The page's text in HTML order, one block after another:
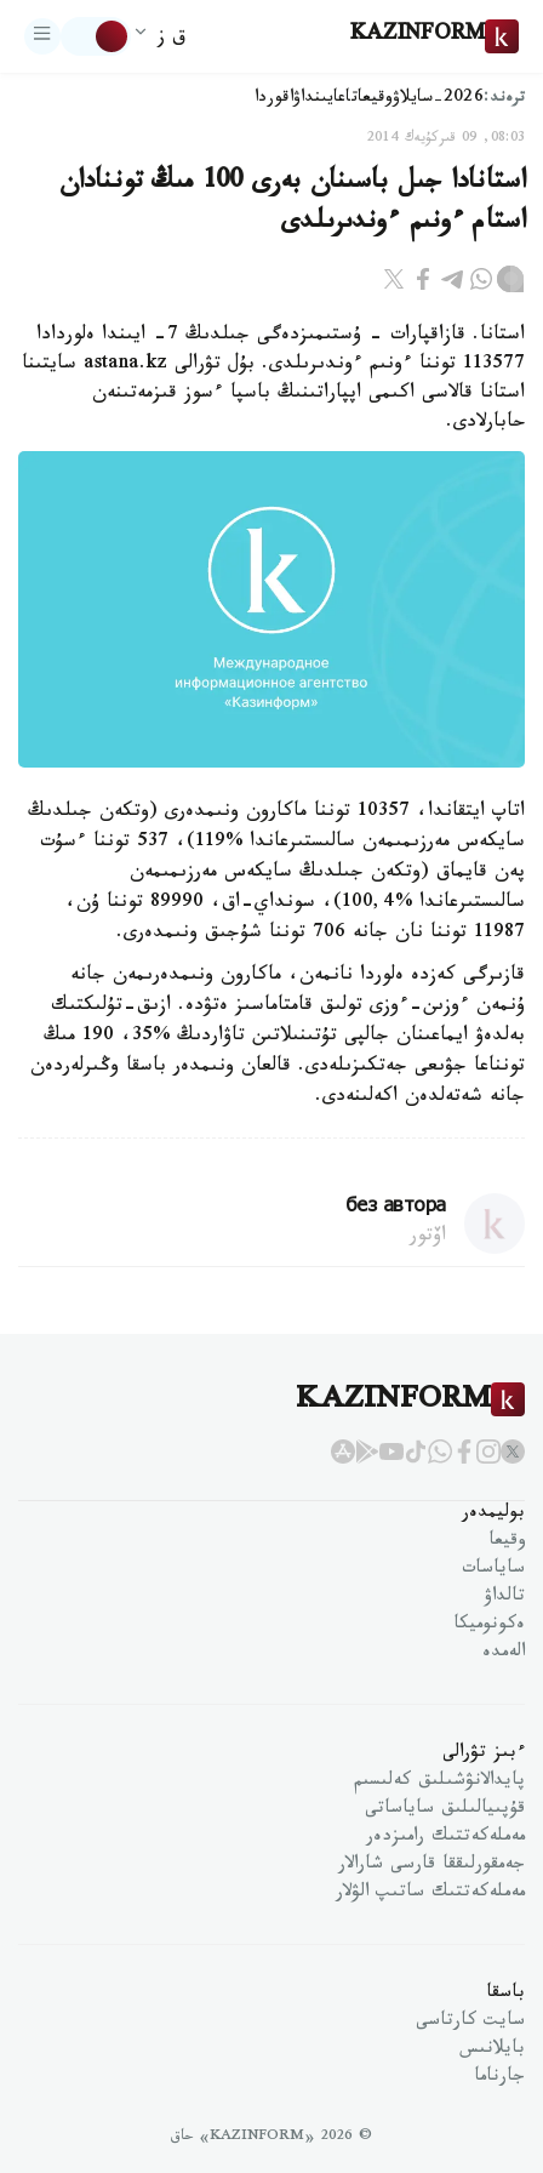
KAZINFORM ق ز
ترەند:2026-سايلاۋ وقيعاتاعايىنداۋاقوردا
08:03, 09 قىركۇيەك 2014
استانادا جىل باسىنان بەرى 100 مىڭ توننادان
استام ءونىم ءوندىرىلدى
استانا. قازاقپارات - ۇستىمىزدەگى جىلدىڭ 7- ايىندا ەلوردادا
113577 توننا ءونىم ءوندىرىلدى. بۇل تۋرالى astana.kz سايتىنا
استانا قالاسى اكىمى اپپاراتىنىڭ باسپا ءسوز قىزمەتىنەن
حابارلادى.
اتاپ ايتقاندا، 10357 توننا ماكارون ونىمدەرى (وتكەن جىلدىڭ
سايكەس مەرزىمىمەن سالىستىرعاندا %119)، 537 توننا ءسۇت
پەن قايماق (وتكەن جىلدىڭ سايكەس مەرزىمىمەن
سالىستىرعاندا %100,4)، سونداي-اق، 89990 توننا ۇن،
11987 توننا نان جانە 706 توننا شۇجىق ونىمدەرى.
قازىرگى كەزدە ەلوردا نانمەن، ماكارون ونىمدەرىمەن جانە
ۇنمەن ءوزىن-ءوزى تولىق قامتاماسىز ەتۋدە. ازىق-تۇلىكتىك
بەلدەۋ ايماعىنان جالپى تۇتىنىلاتىن تاۋاردىڭ %35، 190 مىڭ
تونناعا جۋىعى جەتكىزىلەدى. قالعان ونىمدەر باسقا وڭىرلەردەن
جانە شەتەلدەن اكەلىنەدى.
без автора
اۆتور
KAZINFORM
بوليمدەر
وقيعا
ساياسات
تالداۋ
ەكونوميكا
الەمدە
ءبىز تۋرالى
پايدالانۋشىلىق كەلىسىم
قۇپىيالىلىق ساياساتى
مەملەكەتتىك رامىزدەر
جەمقورلىققا قارسى شارالار
مەملەكەتتىك ساتىپ الۋلار
باسقا
سايت كارتاسى
بايلانىس
جارناما
© 2026 «KAZINFORM» حاق